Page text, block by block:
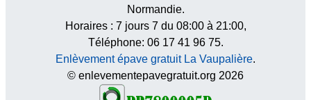
Normandie.
Horaires : 7 jours 7 du 08:00 à 21:00,
Téléphone: 06 17 41 96 75.
Enlèvement épave gratuit La Vaupalière.
© enlevementepavegratuit.org 2026